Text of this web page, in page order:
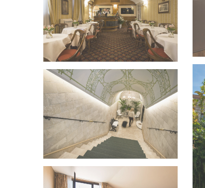
VEDI IMMAGINE
VEDI IMMAGINE